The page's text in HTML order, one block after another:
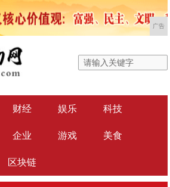
广告
财经 娱乐 科技
企业 游戏 美食
区块链